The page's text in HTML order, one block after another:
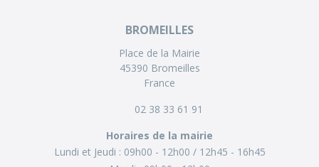
BROMEILLES
Place de la Mairie
45390 Bromeilles
France
02 38 33 61 91
Horaires de la mairie
Lundi et Jeudi : 09h00 - 12h00
12h45 - 16h45